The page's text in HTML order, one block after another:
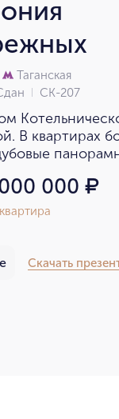
Таганская
СК-207
В квартирах
000 ₽
Скачать